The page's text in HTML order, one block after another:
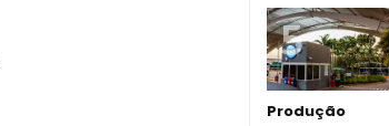
Produção